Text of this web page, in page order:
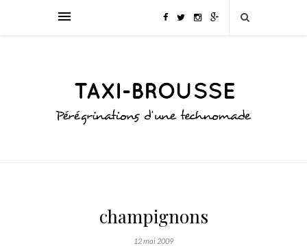
champignons
12 mai 2009